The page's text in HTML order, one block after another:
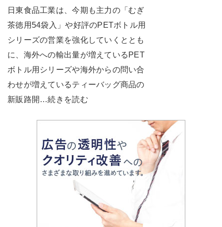
日東食品工業は、今期も主力の「むぎ
茶徳用54袋入」や好評のPETボトル用
シリーズの営業を強化していくととも
に、海外への輸出量が増えているPET
ボトル用シリーズや海外からの問い合
わせが増えているティーバッグ商品の
新販路開…続きを読む